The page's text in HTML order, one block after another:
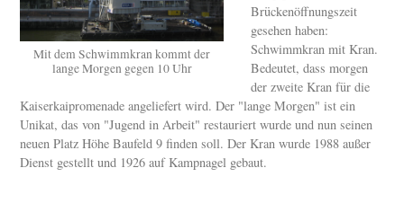
Mit dem Schwimmkran kommt der
lange Morgen gegen 10 Uhr
Brückenöffnungszeit
gesehen haben:
Schwimmkran mit Kran.
Bedeutet, dass morgen
der zweite Kran für die
Kaiserkaipromenade angeliefert wird. Der "lange Morgen" ist ein
Unikat, das von "Jugend in Arbeit" restauriert wurde und nun seinen
neuen Platz Höhe Baufeld 9 finden soll. Der Kran wurde 1988 außer
Dienst gestellt und 1926 auf Kampnagel gebaut.